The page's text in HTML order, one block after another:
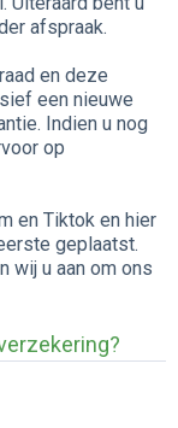
afspraak.
en deze
een nieuwe
Indien u nog
op
en Tiktok en hier
geplaatst.
wij u aan om ons